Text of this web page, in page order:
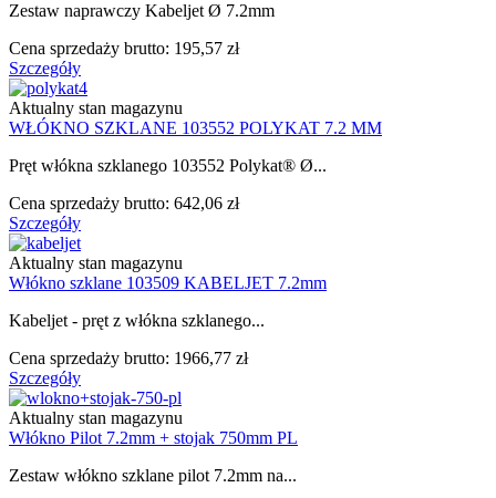
Zestaw naprawczy Kabeljet Ø 7.2mm
Cena sprzedaży brutto: 195,57 zł
Szczegóły
Aktualny stan magazynu
WŁÓKNO SZKLANE 103552 POLYKAT 7.2 MM
Pręt włókna szklanego 103552 Polykat® Ø...
Cena sprzedaży brutto: 642,06 zł
Szczegóły
Aktualny stan magazynu
Włókno szklane 103509 KABELJET 7.2mm
Kabeljet - pręt z włókna szklanego...
Cena sprzedaży brutto: 1966,77 zł
Szczegóły
Aktualny stan magazynu
Włókno Pilot 7.2mm + stojak 750mm PL
Zestaw włókno szklane pilot 7.2mm na...